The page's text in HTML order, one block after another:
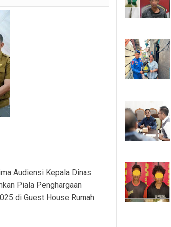
Masjid Syuhada
Gangguan Kamtibmas
Pelaku Diamankan
di Panci Presto
Gajah PALI
Audiensi Kepala Dinas
Piala Penghargaan
di Guest House Rumah